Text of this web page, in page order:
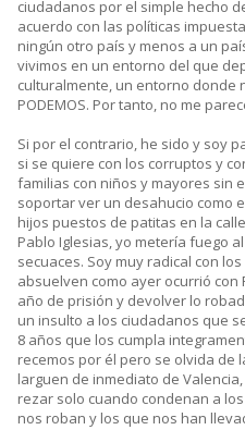
ciudadanos por el simple hecho
acuerdo con las políticas
ningún otro país y menos a un
vivimos en un entorno del que
culturalmente, un entorno donde
PODEMOS. Por tanto, no me
Si por el contrario, he sido y soy
si se quiere con los corruptos y
familias con niños y mayores sin
soportar ver un desahucio como
hijos puestos de patitas en la
Pablo Iglesias, yo metería fuego
secuaces. Soy muy radical con
absuelven como ayer ocurrió con
año de prisión y devolver lo
un insulto a los ciudadanos que
8 años que los cumpla
recemos por él pero se olvida de
larguen de inmediato de
rezar solo cuando condenan a
nos roban y los que nos han